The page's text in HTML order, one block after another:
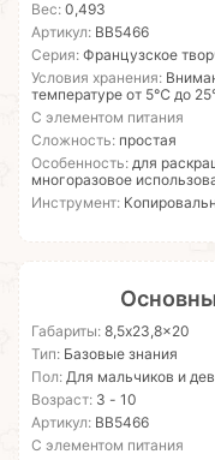
Вес: 0,493
Артикул: ВВ5466
Серия: Французское
Условия хранения:
температуре от 5℃ до
С элементом питания
Сложность: простая
Особенность: для
многоразовое
Инструмент:
Габариты: 8,5x23,8x20
Тип: Базовые знания
Пол: Для мальчиков и
Возраст: 3 - 10
Артикул: ВВ5466
С элементом питания